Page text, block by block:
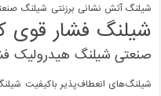
شیلنگ آتش نشانی برزنتی شیلنگ
شیلنگ فشار قوی
صنعتی شیلنگ هیدرولیک
شیلنگ‌های انعطاف‌پذیر باکیفیت